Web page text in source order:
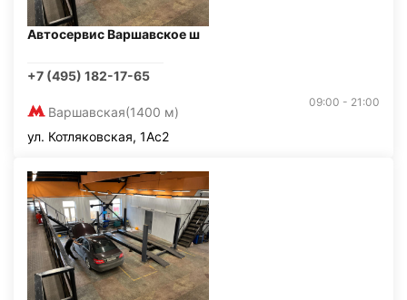
Автосервис Варшавское ш
+7 (495) 182-17-65
Варшавская(1400 м)
09:00 - 21:00
ул. Котляковская, 1Ас2